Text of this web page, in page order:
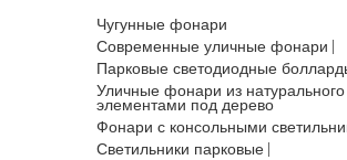
Чугунные фонари
Современные уличные фонари
Парковые светодиодные
Уличные фонари из
элементами под дерево
Фонари с консольными
Светильники парковые